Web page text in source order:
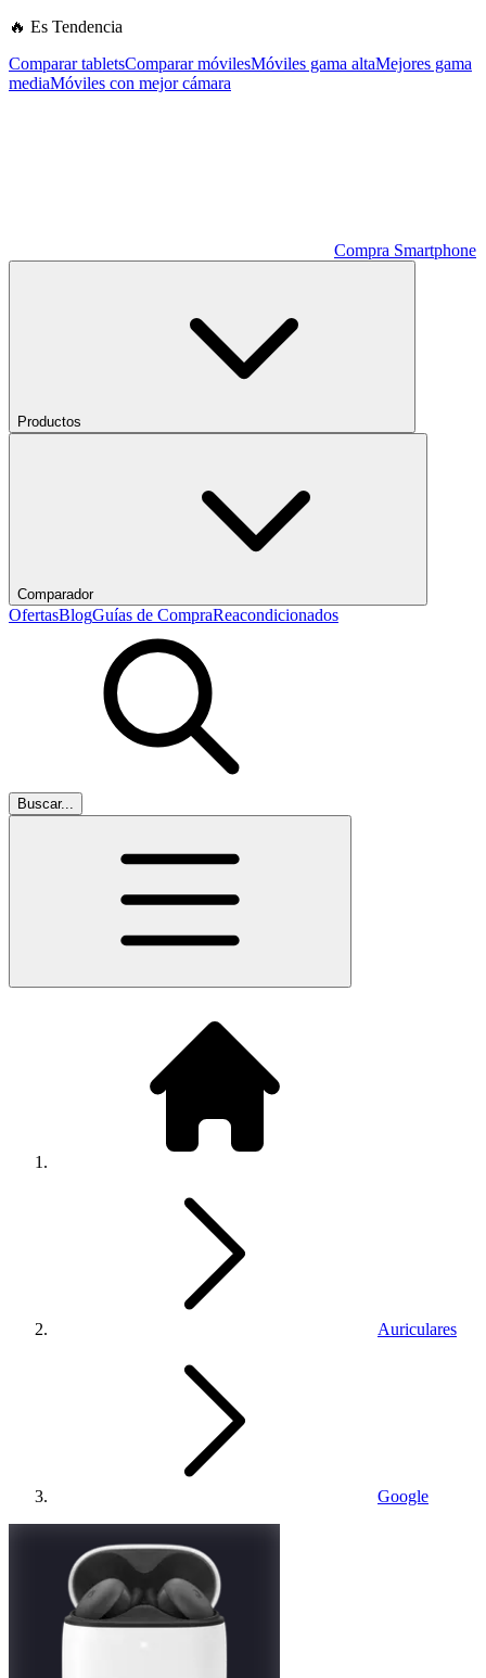
🔥 Es Tendencia
Comparar tabletsComparar móvilesMóviles gama altaMejores gama
mediaMóviles con mejor cámara
Compra Smartphone
Productos
Comparador
OfertasBlogGuías de CompraReacondicionados
Buscar...
Auriculares
Google